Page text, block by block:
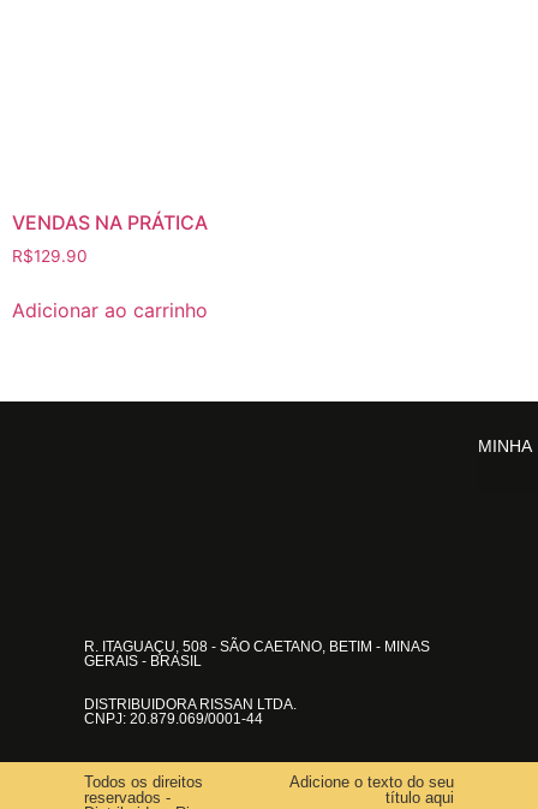
VENDAS NA PRÁTICA
R$129.90
Adicionar ao carrinho
R. ITAGUAÇU, 508 - SÃO CAETANO, BETIM - MINAS
GERAIS - BRASIL
DISTRIBUIDORA RISSAN LTDA.
CNPJ: 20.879.069/0001-44
MINHA
Todos os direitos
reservados -
Adicione o texto do seu
título aqui